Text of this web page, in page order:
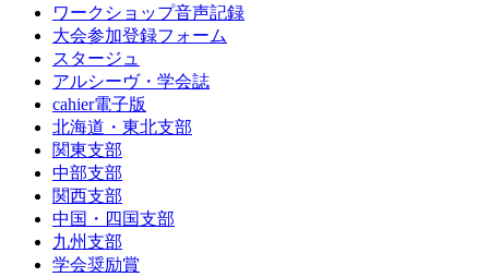
ワークショップ音声記録
大会参加登録フォーム
スタージュ
アルシーヴ・学会誌
cahier電子版
北海道・東北支部
関東支部
中部支部
関西支部
中国・四国支部
九州支部
学会奨励賞